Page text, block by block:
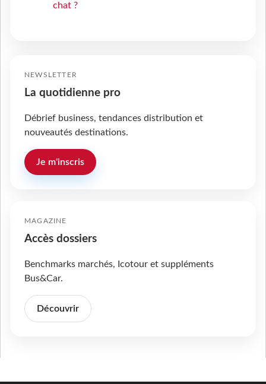
chat ?
NEWSLETTER
La quotidienne pro
Débrief business, tendances distribution et
nouveautés destinations.
Je m'inscris
MAGAZINE
Accès dossiers
Benchmarks marchés, Icotour et suppléments
Bus&Car.
Découvrir